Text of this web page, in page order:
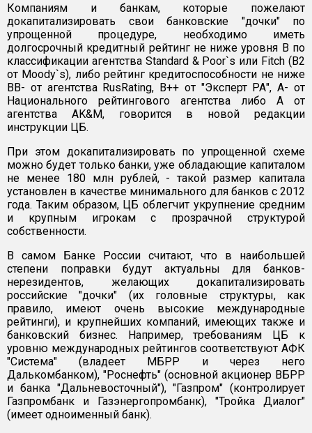
Компаниям и банкам, которые пожелают
докапитализировать свои банковские "дочки" по
упрощенной процедуре, необходимо иметь
долгосрочный кредитный рейтинг не ниже уровня B по
классификации агентства Standard & Poor`s или Fitch (B2
от Moody`s), либо рейтинг кредитоспособности не ниже
BB- от агентства RusRating, B++ от "Эксперт РА", А- от
Национального рейтингового агентства либо А от
агентства AK&M, говорится в новой редакции
инструкции ЦБ.
При этом докапитализировать по упрощенной схеме
можно будет только банки, уже обладающие капиталом
не менее 180 млн рублей, - такой размер капитала
установлен в качестве минимального для банков с 2012
года. Таким образом, ЦБ облегчит укрупнение средним
и крупным игрокам с прозрачной структурой
собственности.
В самом Банке России считают, что в наибольшей
степени поправки будут актуальны для банков-
нерезидентов, желающих докапитализировать
российские "дочки" (их головные структуры, как
правило, имеют очень высокие международные
рейтинги), и крупнейших компаний, имеющих также и
банковский бизнес. Например, требованиям ЦБ к
уровню международных рейтингов соответствуют АФК
"Система" (владеет МБРР и через него
Далькомбанком), "Роснефть" (основной акционер ВБРР
и банка "Дальневосточный"), "Газпром" (контролирует
Газпромбанк и Газэнергопромбанк), "Тройка Диалог"
(имеет одноименный банк).